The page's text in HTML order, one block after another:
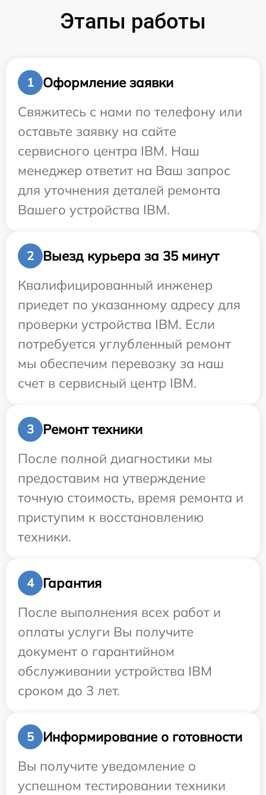
Этапы работы
1
Оформление заявки
Свяжитесь с нами по телефону или
оставьте заявку на сайте
сервисного центра IBM. Наш
менеджер ответит на Ваш запрос
для уточнения деталей ремонта
Вашего устройства IBM.
2
Выезд курьера за 35 минут
Квалифицированный инженер
приедет по указанному адресу для
проверки устройства IBM. Если
потребуется углубленный ремонт
мы обеспечим перевозку за наш
счет в сервисный центр IBM.
3
Ремонт техники
После полной диагностики мы
предоставим на утверждение
точную стоимость, время ремонта и
приступим к восстановлению
техники.
4
Гарантия
После выполнения всех работ и
оплаты услуги Вы получите
документ о гарантийном
обслуживании устройства IBM
сроком до 3 лет.
5
Информирование о готовности
Вы получите уведомление о
успешном тестировании техники